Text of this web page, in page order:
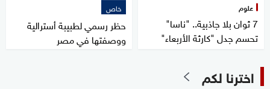
علوم
7 ثوان بلا جاذبية.. "ناسا"
تحسم جدل "كارثة الأربعاء"
خاص
حظر رسمي لطبيبة أسترالية
ووصفتها في مصر
اخترنا لكم